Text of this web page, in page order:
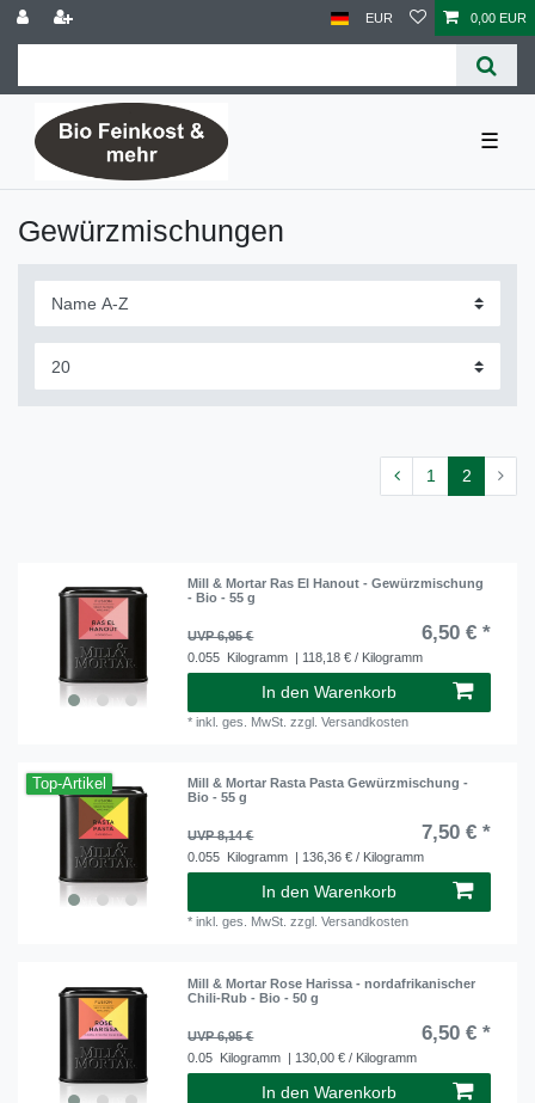
EUR 0,00 EUR
☰
Gewürzmischungen
1 2
Mill & Mortar Ras El Hanout - Gewürzmischung
- Bio - 55 g
UVP 6,95 € 6,50 € *
0.055 Kilogramm | 118,18 € / Kilogramm
In den Warenkorb
*inkl. ges. MwSt. zzgl.Versandkosten
Top-Artikel
Mill & Mortar Rasta Pasta Gewürzmischung -
Bio - 55 g
UVP 8,14 € 7,50 € *
0.055 Kilogramm | 136,36 € / Kilogramm
In den Warenkorb
*inkl. ges. MwSt. zzgl.Versandkosten
Mill & Mortar Rose Harissa - nordafrikanischer
Chili-Rub - Bio - 50 g
UVP 6,95 € 6,50 € *
0.05 Kilogramm | 130,00 € / Kilogramm
In den Warenkorb